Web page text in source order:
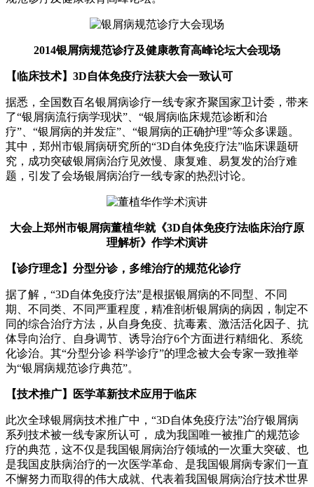
2014银屑病规范诊疗及健康教育高峰论坛大会现场
【临床技术】3D自体免疫疗法获大会一致认可
据悉，全国数百名银屑病诊疗一线专家齐聚国家卫计委，带来
了“银屑病流行病学现状”、“银屑病临床规范诊断和治
疗”、“银屑病的并发症”、“银屑病的正确护理”等众多课题。
其中，郑州市银屑病研究所的“3D自体免疫疗法”临床课题研
究，成功突破银屑病治疗见效慢、康复难、易复发的治疗难
题，引发了会场银屑病治疗一线专家的热烈讨论。
大会上郑州市银屑病董植华就《3D自体免疫疗法临床治疗原
理解析》作学术演讲
【诊疗理念】分型分诊，多维治疗的规范化诊疗
据了解，“3D自体免疫疗法”是根据银屑病的不同型、不同
期、不同类、不同严重程度，精准剖析银屑病的病因，制定不
同的综合治疗方法，从自身免疫、抗毒素、激活活化因子、抗
体导向治疗、自身调节、诱导治疗6个方面进行精细化、系统
化诊治。其“分型分诊 科学诊疗”的理念被大会专家一致推举
为“银屑病规范诊疗典范”。
【技术推广】医学革新技术应用于临床
此次全球银屑病技术推广中，“3D自体免疫疗法”治疗银屑病
系列技术被一线专家所认可， 成为我国唯一被推广的规范诊
疗的典范，这不仅是我国银屑病治疗领域的一次重大突破、也
是我国皮肤病治疗的一次医学革命、是我国银屑病专家们一直
不懈努力而取得的伟大成就、代表着我国银屑病治疗技术世界